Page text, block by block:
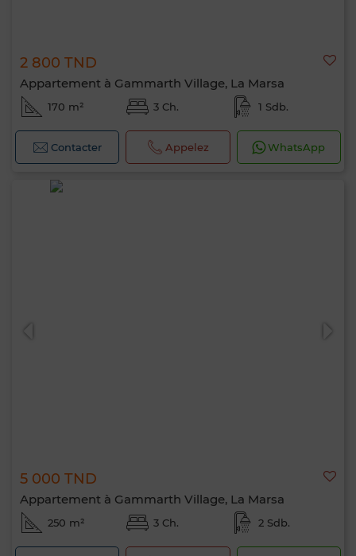
2 800 TND
Appartement à Gammarth Village, La Marsa
170 m² 3 Ch. 1 Sdb.
Contacter Appelez WhatsApp
5 000 TND
Appartement à Gammarth Village, La Marsa
250 m² 3 Ch. 2 Sdb.